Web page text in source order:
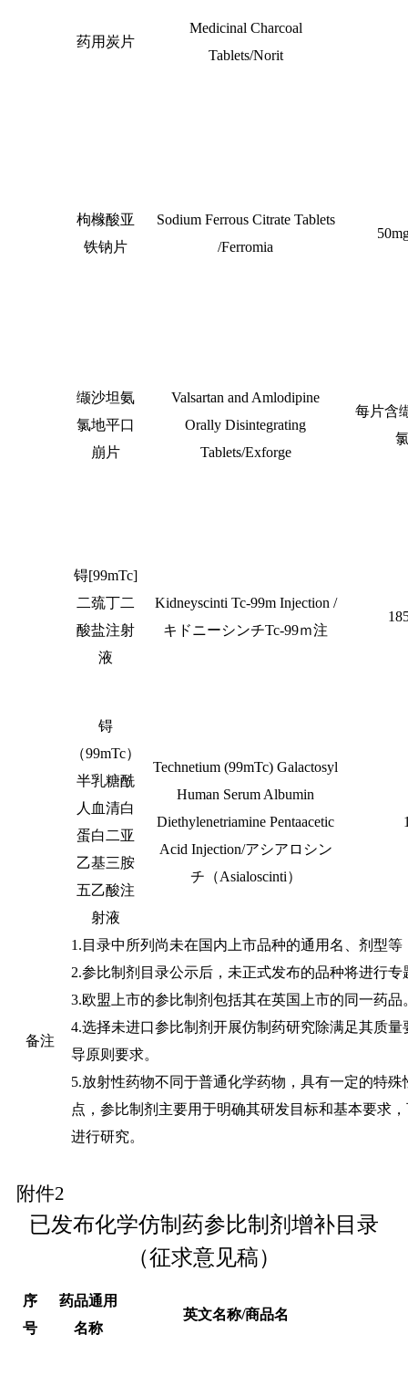
药用炭片
Medicinal Charcoal
Tablets/Norit
枸橼酸亚
铁钠片
Sodium Ferrous Citrate Tablets
/Ferromia
缬沙坦氨
氯地平口
崩片
Valsartan and Amlodipine
Orally Disintegrating
Tablets/Exforge
每片含
锝[99mTc]
二巯丁二
酸盐注射
液
Kidneyscinti Tc-99m Injection /
キドニーシンチTc-99ｍ注
锝
（99mTc）
半乳糖酰
人血清白
蛋白二亚
乙基三胺
五乙酸注
射液
Technetium (99mTc) Galactosyl
Human Serum Albumin
Diethylenetriamine Pentaacetic
Acid Injection/アシアロシン
チ（Asialoscinti）
备注
1. 目录中所列尚未在国内上市品种的通用名、剂型
2.参比制剂目录公示后，未正式发布的品种将进行
3.欧盟上市的参比制剂包括其在英国上市的同一药品
4.选择未进口参比制剂开展仿制药研究除满足其质
导原则要求。
5.放射性药物不同于普通化学药物，具有一定的特
点，参比制剂主要用于明确其研发目标和基本要求
进行研究。
附件2
已发布化学仿制药参比制剂增补目录
（征求意见稿）
序
号
药品通用
名称
英文名称/商品名